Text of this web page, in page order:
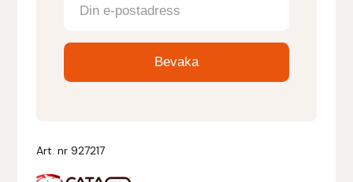
Art. nr927217
Denni Design / Bomber Bits
Dy’on